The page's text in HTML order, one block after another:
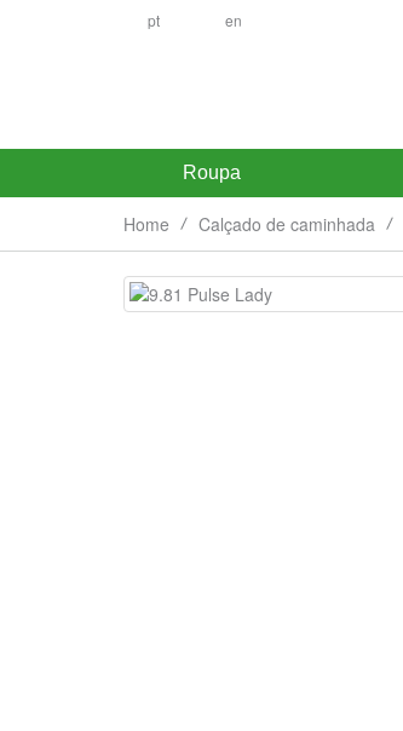
pt en
Roupa
Home Calçado de caminhada